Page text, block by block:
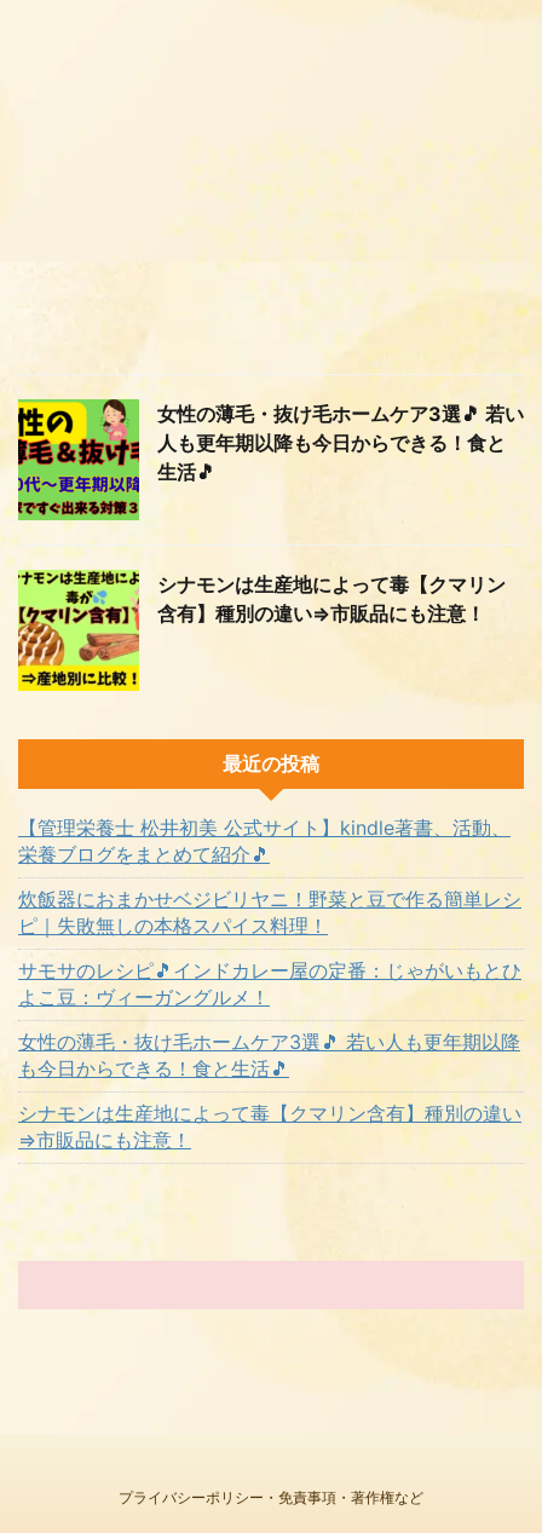
女性の薄毛・抜け毛ホームケア3選🎵 若い
人も更年期以降も今日からできる！食と
生活🎵
シナモンは生産地によって毒【クマリン
含有】種別の違い⇒市販品にも注意！
最近の投稿
【管理栄養士 松井初美 公式サイト】kindle著書、活動、
栄養ブログをまとめて紹介🎵
炊飯器におまかせベジビリヤニ！野菜と豆で作る簡単レシ
ピ｜失敗無しの本格スパイス料理！
サモサのレシピ🎵インドカレー屋の定番：じゃがいもとひ
よこ豆：ヴィーガングルメ！
女性の薄毛・抜け毛ホームケア3選🎵 若い人も更年期以降
も今日からできる！食と生活🎵
シナモンは生産地によって毒【クマリン含有】種別の違い
⇒市販品にも注意！
プライバシーポリシー・免責事項・著作権など